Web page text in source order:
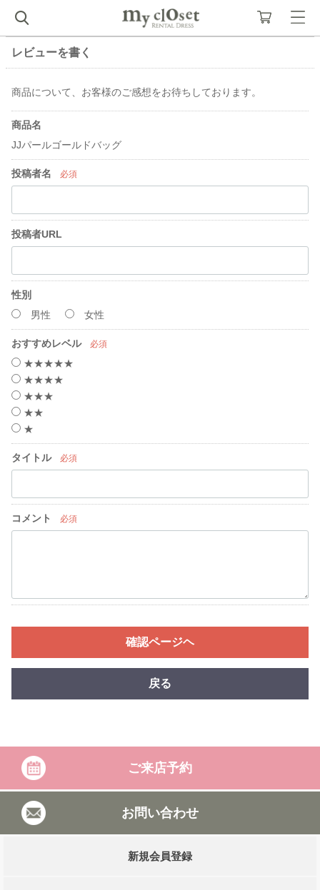
レビューを書く
商品について、お客様のご感想をお待ちしております。
商品名
JJパールゴールドバッグ
投稿者名 必須
投稿者URL
性別
男性
女性
おすすめレベル 必須
★★★★★
★★★★
★★★
★★
★
タイトル 必須
コメント 必須
確認ページヘ
戻る
ご来店予約
お問い合わせ
新規会員登録